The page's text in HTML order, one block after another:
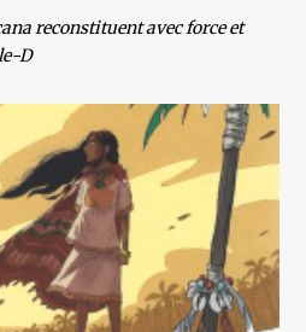
reconstituent avec force et
D